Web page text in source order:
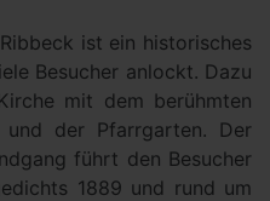
ist ein historisches
Besucher anlockt. Dazu
mit dem berühmten
der Pfarrgarten. Der
führt den Besucher
1889 und rund um